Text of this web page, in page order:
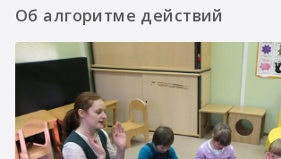
Об алгоритме действий